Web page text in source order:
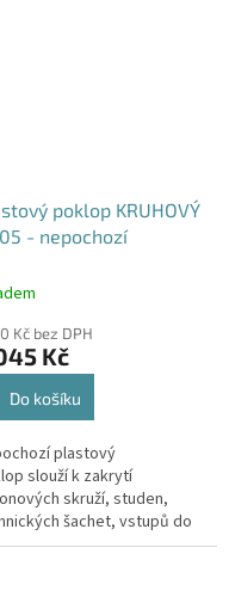
poklop KRUHOVÝ
- nepochozí
Kč bez DPH
Kč
Do košíku
plastový
slouží k zakrytí
skruží, studen,
šachet, vstupů do
nádrží, jímek, septiků